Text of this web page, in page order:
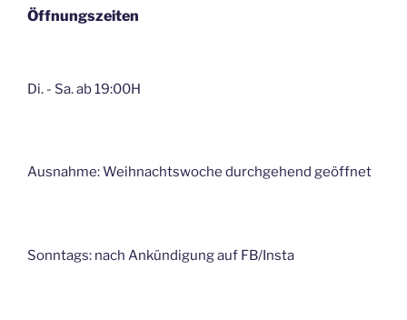
Öffnungszeiten
Di. - Sa. ab 19:00H
Ausnahme: Weihnachtswoche durchgehend geöffnet
Sonntags: nach Ankündigung auf FB/Insta